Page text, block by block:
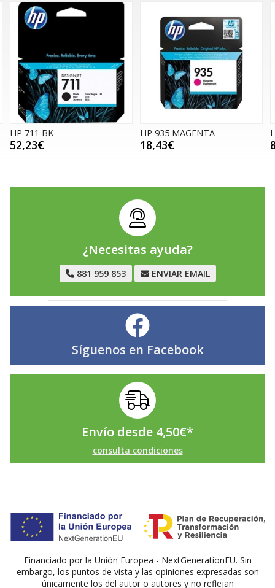
HP 711 BK
52,23€
HP 935 MAGENTA
18,43€
¿Necesitas ayuda?
881 959 853 ENVIAR EMAIL
Síguenos en Facebook
Envío desde 4,50€*
consulta condiciones
Financiado por la Unión Europea - NextGenerationEU. Sin
embargo, los puntos de vista y las opiniones expresadas son
únicamente los del autor o autores y no reflejan